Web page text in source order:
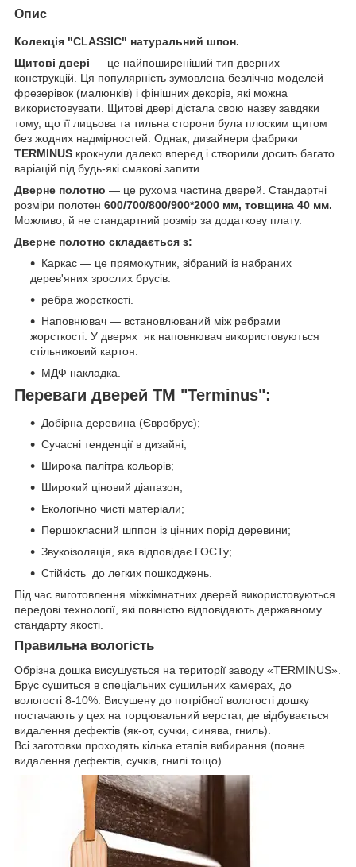
Опис
Колекція "CLASSIC" натуральний шпон.
Щитові двері — це найпоширеніший тип дверних
конструкцій. Ця популярність зумовлена безліччю моделей
фрезерівок (малюнків) і фінішних декорів, які можна
використовувати. Щитові двері дістала свою назву завдяки
тому, що її лицьова та тильна сторони була плоским щитом
без жодних надмірностей. Однак, дизайнери фабрики
TERMINUS крокнули далеко вперед і створили досить багато
варіацій під будь-які смакові запити.
Дверне полотно — це рухома частина дверей. Стандартні
розміри полотен 600/700/800/900*2000 мм, товщина 40 мм.
Можливо, й не стандартний розмір за додаткову плату.
Дверне полотно складається з:
Каркас — це прямокутник, зібраний із набраних
дерев'яних зрослих брусів.
ребра жорсткості.
Наповнювач — встановлюваний між ребрами
жорсткості. У дверях як наповнювач використовуються
стільниковий картон.
МДФ накладка.
Переваги дверей ТМ "Terminus":
Добірна деревина (Євробрус);
Сучасні тенденції в дизайні;
Широка палітра кольорів;
Широкий ціновий діапазон;
Екологічно чисті матеріали;
Першокласний шппон із цінних порід деревини;
Звукоізоляція, яка відповідає ГОСТу;
Стійкість до легких пошкоджень.
Під час виготовлення міжкімнатних дверей використовуються
передові технології, які повністю відповідають державному
стандарту якості.
Правильна вологість
Обрізна дошка висушується на території заводу «TERMINUS».
Брус сушиться в спеціальних сушильних камерах, до
вологості 8-10%. Висушену до потрібної вологості дошку
постачають у цех на торцювальний верстат, де відбувається
видалення дефектів (як-от, сучки, синява, гниль).
Всі заготовки проходять кілька етапів вибирання (повне
видалення дефектів, сучків, гнилі тощо)